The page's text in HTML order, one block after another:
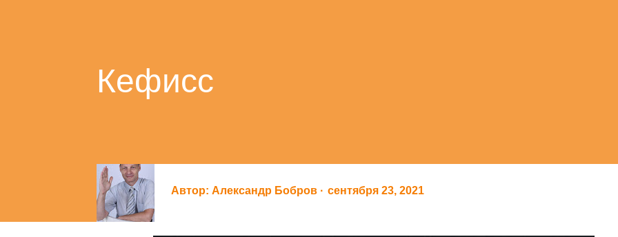
Кефисс
Автор: Александр Бобров сентября 23, 2021